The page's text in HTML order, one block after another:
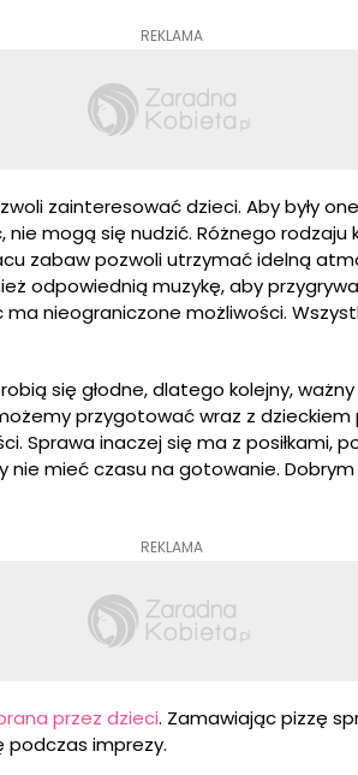
REKLAMA
zainteresować dzieci. Aby były
nie mogą się nudzić. Różnego rodzaju
zabaw pozwoli utrzymać idelną
odpowiednią muzykę, aby
nieograniczone możliwości.
się głodne, dlatego kolejny,
przygotować wraz z
Sprawa inaczej się ma z posiłkami,
nie mieć czasu na gotowanie.
REKLAMA
przez dzieci. Zamawiając pizzę
podczas imprezy.